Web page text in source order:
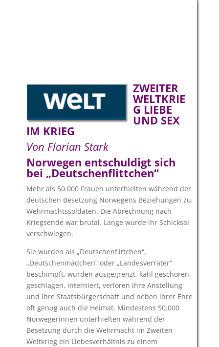
ZWEITER
WELTKRIE
G LIEBE
UND SEX
IM KRIEG
Von Florian Stark
Norwegen entschuldigt sich
bei „Deutschenflittchen“
Mehr als 50.000 Frauen unterhielten während der
deutschen Besetzung Norwegens Beziehungen zu
Wehrmachtssoldaten. Die Abrechnung nach
Kriegsende war brutal. Lange wurde ihr Schicksal
verschwiegen.
Sie wurden als „Deutschenflittchen“,
„Deutschenmädchen“ oder „Landesverräter“
beschimpft, wurden ausgegrenzt, kahl geschoren,
geschlagen, interniert, verloren ihre Anstellung
und ihre Staatsbürgerschaft und neben ihrer Ehre
oft genug auch die Heimat. Mindestens 50.000
Norwegerinnen unterhielten während der
Besetzung durch die Wehrmacht im Zweiten
Weltkrieg ein Liebesverhältnis zu einem